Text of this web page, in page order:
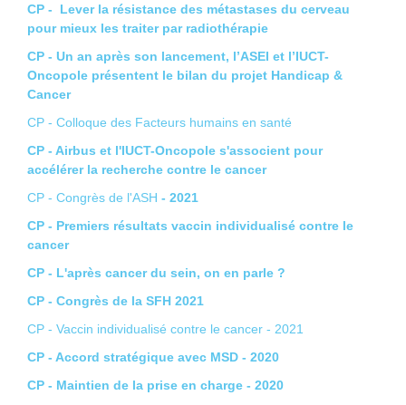
CP - Lever la résistance des métastases du cerveau
pour mieux les traiter par radiothérapie
CP - Un an après son lancement, l’ASEI et l’IUCT-
Oncopole présentent le bilan du projet Handicap &
Cancer
CP - Colloque des Facteurs humains en santé
CP - Airbus et l'IUCT-Oncopole s'associent pour
accélérer la recherche contre le cancer
CP - Congrès de l'ASH - 2021
CP - Premiers résultats vaccin individualisé contre le
cancer
CP - L'après cancer du sein, on en parle ?
CP - Congrès de la SFH 2021
CP - Vaccin individualisé contre le cancer - 2021
CP - Accord stratégique avec MSD - 2020
CP - Maintien de la prise en charge - 2020